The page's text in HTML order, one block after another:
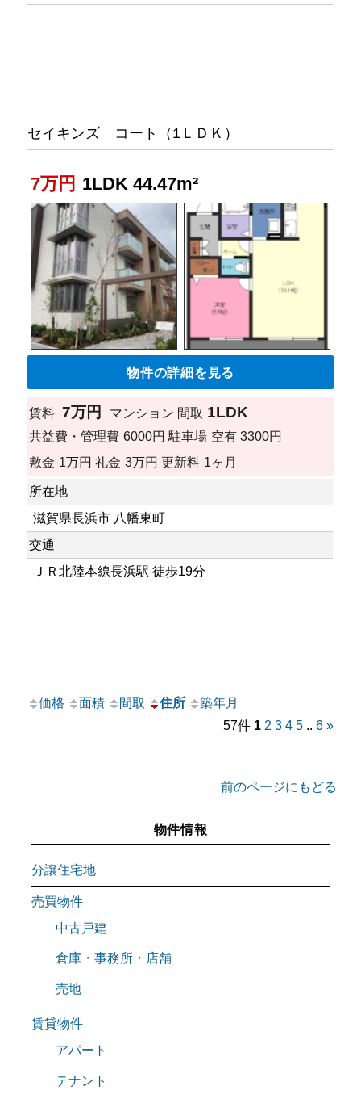
セイキンズ コート（1ＬＤＫ）
7万円 1LDK 44.47m²
物件の詳細を見る
賃料 7万円 マンション 間取 1LDK
共益費・管理費 6000円 駐車場 空有 3300円
敷金 1万円 礼金 3万円 更新料 1ヶ月
所在地
滋賀県長浜市 八幡東町
交通
ＪＲ北陸本線長浜駅 徒歩19分
価格 面積 間取 住所
築年月
57件 1 2 3 4 5.. 6 »
前のページにもどる
物件情報
分譲住宅地
売買物件
中古戸建
倉庫・事務所・店舗
売地
賃貸物件
アパート
テナント